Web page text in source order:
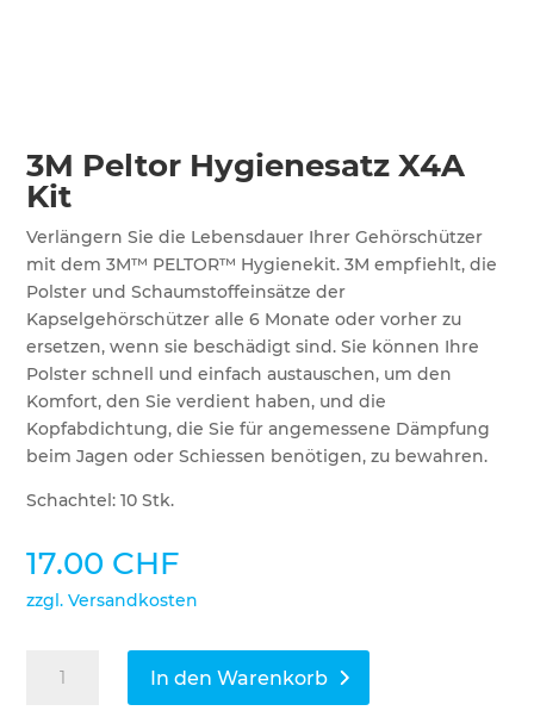
3M Peltor Hygienesatz X4A
Kit
Verlängern Sie die Lebensdauer Ihrer Gehörschützer
mit dem 3M™ PELTOR™ Hygienekit. 3M empfiehlt, die
Polster und Schaumstoffeinsätze der
Kapselgehörschützer alle 6 Monate oder vorher zu
ersetzen, wenn sie beschädigt sind. Sie können Ihre
Polster schnell und einfach austauschen, um den
Komfort, den Sie verdient haben, und die
Kopfabdichtung, die Sie für angemessene Dämpfung
beim Jagen oder Schiessen benötigen, zu bewahren.
Schachtel: 10 Stk.
17.00 CHF
zzgl. Versandkosten
Peltor
In den Warenkorb